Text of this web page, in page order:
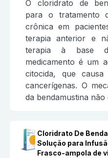
O cloridrato de
para o tratamento
crônica em
terapia anterior e
terapia à base
medicamento é um
citocida, que
cancerígenas. O
da bendamustina não
Cloridrato De
Solução para
Frasco-ampola de